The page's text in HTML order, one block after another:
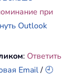
при
Outlook
: Ответить
Email/ 🕘